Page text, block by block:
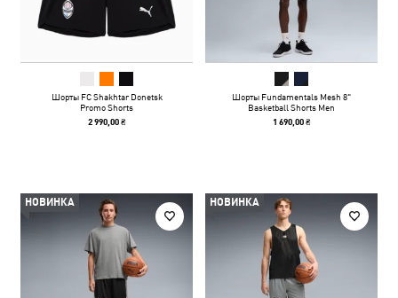
Шорты FC Shakhtar Donetsk
Promo Shorts
2 990,00 ₴
Шорты Fundamentals Mesh 8"
Basketball Shorts Men
1 690,00 ₴
НОВИНКА НОВИНКА